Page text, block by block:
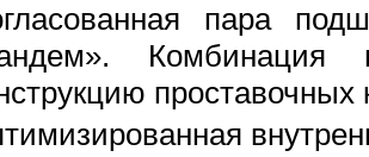
пара
проставочных